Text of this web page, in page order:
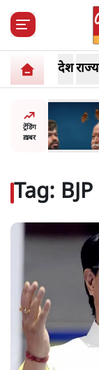
देशराज्य
ट्रेंडिंग
ख़बर
ने
से जेन
Tag: BJP